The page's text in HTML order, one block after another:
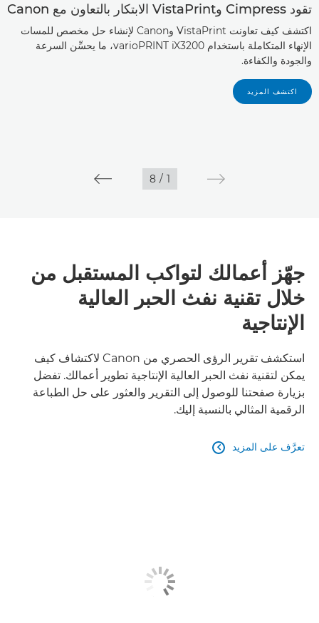
تقود Cimpress وVistaPrint الابتكار بالتعاون مع Canon
اكتشف كيف تعاونت VistaPrint وCanon لإنشاء حل مخصص للمسات
الإنهاء المتكاملة باستخدام varioPRINT iX3200، ما يحسِّن السرعة
والجودة والكفاءة.
اكتشف المزيد
1
/
8
جهّز أعمالك لتواكب المستقبل من
خلال تقنية نفث الحبر العالية
الإنتاجية
استكشف تقرير الرؤى الحصري من Canon لاكتشاف كيف
يمكن لتقنية نفث الحبر العالية الإنتاجية تطوير أعمالك. تفضل
بزيارة صفحتنا للوصول إلى التقرير والعثور على حل الطباعة
الرقمية المثالي بالنسبة إليك.
تعرَّف على المزيد 